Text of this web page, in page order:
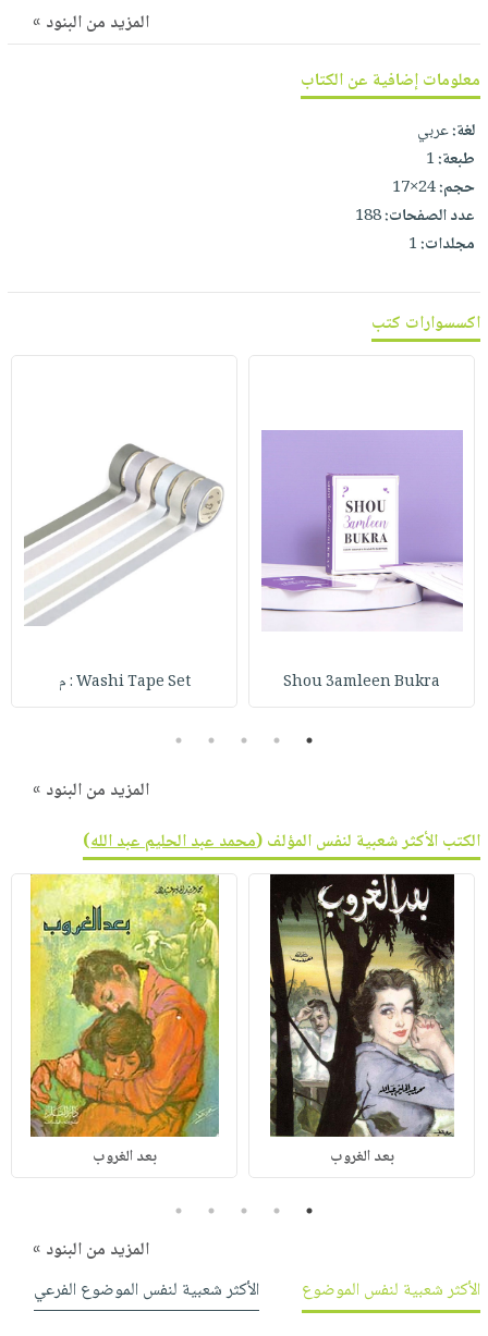
نيل
وفرات
كتابك
تواصل
معنا
المزيد من البنود »
معلومات إضافية عن الكتاب
لغة:عربي
طبعة:1
حجم:24×17
عدد الصفحات:188
مجلدات:1
اكسسوارات كتب
Shou 3amleen Bukra Washi Tape Set : م
1
2
3
4
5
المزيد من البنود »
الكتب الأكثر شعبية لنفس المؤلف (محمد عبد الحليم عبد الله)
بعد الغروب بعد الغروب
1
2
3
4
5
المزيد من البنود »
الأكثر شعبية لنفس الموضوع
الأكثر شعبية لنفس الموضوع الفرعي